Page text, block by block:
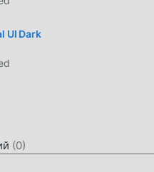
загрузки, чтобы
мода Linebit Light 1.9.0
популярные
UI Dark
(0)